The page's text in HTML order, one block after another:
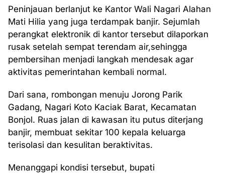
Peninjauan berlanjut ke Kantor Wali Nagari Alahan
Mati Hilia yang juga terdampak banjir. Sejumlah
perangkat elektronik di kantor tersebut dilaporkan
rusak setelah sempat terendam air,sehingga
pembersihan menjadi langkah mendesak agar
aktivitas pemerintahan kembali normal.
Dari sana, rombongan menuju Jorong Parik
Gadang, Nagari Koto Kaciak Barat, Kecamatan
Bonjol. Ruas jalan di kawasan itu putus diterjang
banjir, membuat sekitar 100 kepala keluarga
terisolasi dan kesulitan beraktivitas.
Menanggapi kondisi tersebut, bupati